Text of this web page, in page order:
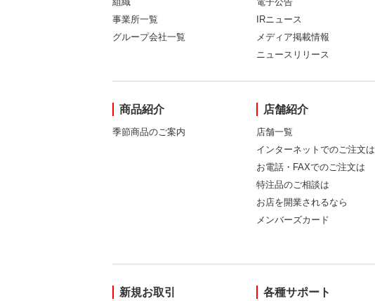
事業所一覧
グループ会社一覧
IRニュース
メディア掲載情報
ニュースリリース
商品紹介
季節商品のご案内
店舗紹介
店舗一覧
インターネットでのご注文は
お電話・FAXでのご注文は
特注品のご相談は
お店を開業されるなら
メンバーズカード
新規お取引 各種サポート